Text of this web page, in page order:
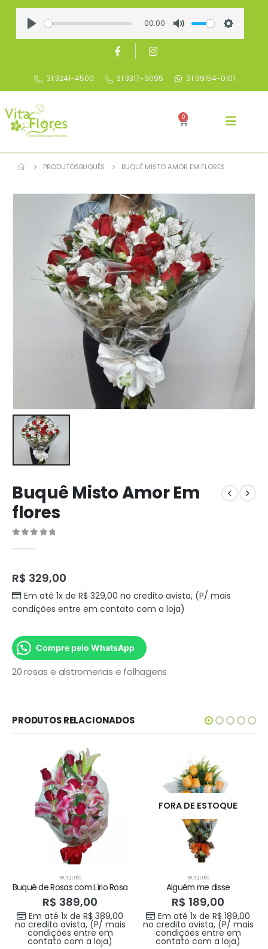
00:00
31 3241-4500 31 3317-9095 31 99154-0101
0
PRODUTOSBUQUÊS BUQUÊ MISTO AMOR EM FLORES
Buquê Misto Amor Em
flores
R$ 329,00
Em até 1x de R$ 329,00 no credito avista, (P/ mais
condições entre em contato com a loja)
Compre pelo WhatsApp
20 rosas e alstromerias e folhagens
PRODUTOS RELACIONADOS
BUQUÊS
Buquê de Rosas com Lírio Rosa
R$ 389,00
Em até 1x de R$ 389,00
no credito avista, (P/ mais
condições entre em
contato com a loja)
FORA DE ESTOQUE
BUQUÊS
Alguém me disse
R$ 189,00
Em até 1x de R$ 189,00
no credito avista, (P/ mais
condições entre em
contato com a loja)